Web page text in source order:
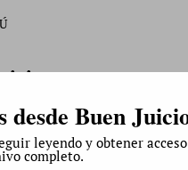
Abierto
desde Buen
leyendo y obtener
completo.